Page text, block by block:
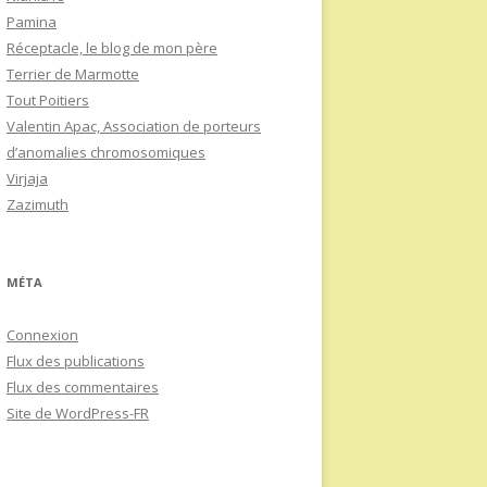
Pamina
Réceptacle, le blog de mon père
Terrier de Marmotte
Tout Poitiers
Valentin Apac, Association de porteurs
d’anomalies chromosomiques
Virjaja
Zazimuth
MÉTA
Connexion
Flux des publications
Flux des commentaires
Site de WordPress-FR